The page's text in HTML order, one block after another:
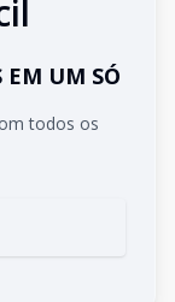
EM UM SÓ
todos os